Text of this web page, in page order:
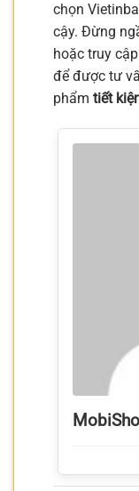
chọn
cậy. Đừng
hoặc truy
để được tư
phẩm tiết